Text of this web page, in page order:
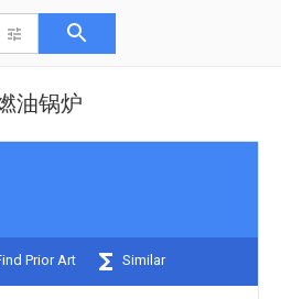
油锅炉
Prior Art Similar